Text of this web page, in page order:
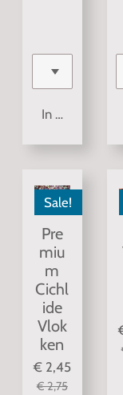
In
Sale!
Pre
miu
m
Cichl
ide
Vlok
ken
€ 2,45
€ 2,75